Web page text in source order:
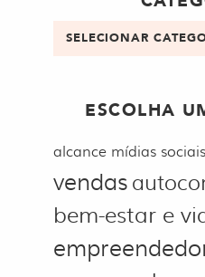
Categorias
ESCOLHA
alcance mídias sociais
vendas
bem-estar e